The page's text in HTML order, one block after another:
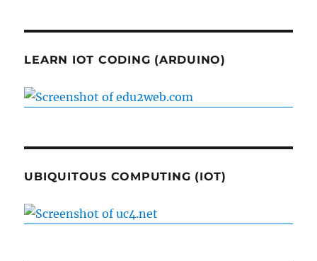
LEARN IOT CODING (ARDUINO)
UBIQUITOUS COMPUTING (IOT)